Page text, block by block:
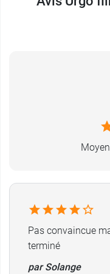
pour les mains !
Pas convaincue
terminé
par Solange